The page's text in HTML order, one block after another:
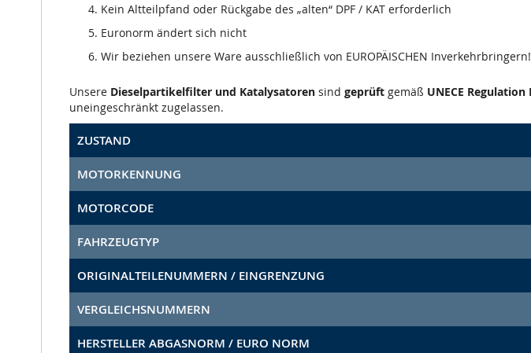
Kein Altteilpfand oder Rückgabe des „alten“ DPF / KAT erforderlich
Euronorm ändert sich nicht
Wir beziehen unsere Ware ausschließlich von EUROPÄISCHEN Inverkehrbringern!
Unsere Dieselpartikelfilter und Katalysatoren sind geprüft gemäß UNECE Regulation
uneingeschränkt zugelassen.
ZUSTAND
MOTORKENNUNG
MOTORCODE
FAHRZEUGTYP
ORIGINALTEILENUMMERN / EINGRENZUNG
VERGLEICHSNUMMERN
HERSTELLER ABGASNORM / EURO NORM